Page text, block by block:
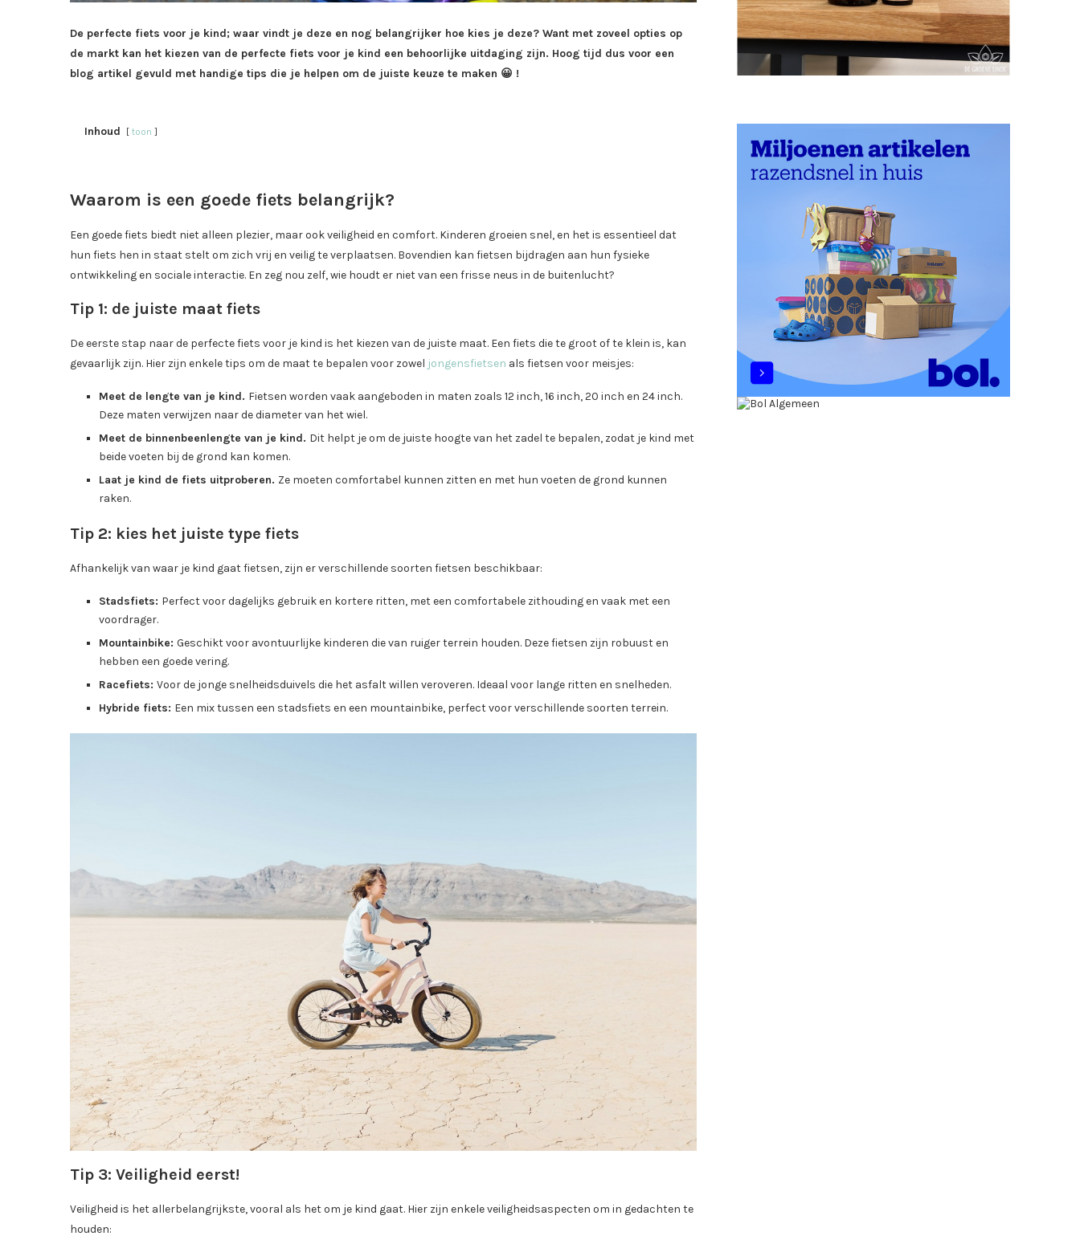
De perfecte fiets voor je kind; waar vindt je deze en nog belangrijker hoe kies je deze? Want met zoveel opties op
de markt kan het kiezen van de perfecte fiets voor je kind een behoorlijke uitdaging zijn. Hoog tijd dus voor een
blog artikel gevuld met handige tips die je helpen om de juiste keuze te maken 😀 !
Inhoud toon
Waarom is een goede fiets belangrijk?
Een goede fiets biedt niet alleen plezier, maar ook veiligheid en comfort. Kinderen groeien snel, en het is essentieel dat
hun fiets hen in staat stelt om zich vrij en veilig te verplaatsen. Bovendien kan fietsen bijdragen aan hun fysieke
ontwikkeling en sociale interactie. En zeg nou zelf, wie houdt er niet van een frisse neus in de buitenlucht?
Tip 1: de juiste maat fiets
De eerste stap naar de perfecte fiets voor je kind is het kiezen van de juiste maat. Een fiets die te groot of te klein is, kan
gevaarlijk zijn. Hier zijn enkele tips om de maat te bepalen voor zowel jongensfietsen als fietsen voor meisjes:
Meet de lengte van je kind. Fietsen worden vaak aangeboden in maten zoals 12 inch, 16 inch, 20 inch en 24 inch.
Deze maten verwijzen naar de diameter van het wiel.
Meet de binnenbeenlengte van je kind. Dit helpt je om de juiste hoogte van het zadel te bepalen, zodat je kind met
beide voeten bij de grond kan komen.
Laat je kind de fiets uitproberen. Ze moeten comfortabel kunnen zitten en met hun voeten de grond kunnen
raken.
Tip 2: kies het juiste type fiets
Afhankelijk van waar je kind gaat fietsen, zijn er verschillende soorten fietsen beschikbaar:
Stadsfiets: Perfect voor dagelijks gebruik en kortere ritten, met een comfortabele zithouding en vaak met een
voordrager.
Mountainbike: Geschikt voor avontuurlijke kinderen die van ruiger terrein houden. Deze fietsen zijn robuust en
hebben een goede vering.
Racefiets: Voor de jonge snelheidsduivels die het asfalt willen veroveren. Ideaal voor lange ritten en snelheden.
Hybride fiets: Een mix tussen een stadsfiets en een mountainbike, perfect voor verschillende soorten terrein.
Tip 3: Veiligheid eerst!
Veiligheid is het allerbelangrijkste, vooral als het om je kind gaat. Hier zijn enkele veiligheidsaspecten om in gedachten te
houden: